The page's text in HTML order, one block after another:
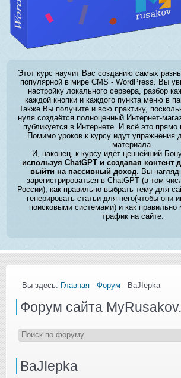
Этот курс научит Вас созданию самых
популярной в мире CMS - WordPress. Вы
настройку локального сервера, разбор
каждой кнопки и каждого пункта меню в
Также Вы получите и всю практику,
нуля создаётся полноценный Интернет-
публикуется в Интернете. И всё это
Помимо уроков к курсу идут упражнения
материала.
И, наконец, к курсу идёт ценнейший
используя ChatGPT и создавая контент
выйти на пассивный доход. Вы
зарегистрироваться в ChatGPT (в том
России), как правильно выбрать тему для
генерировать статьи для него(чтобы они
поисковыми системами) и как правильно
трафик на сайте.
Вы здесь: Главная - Форум - BaJIepka
Форум сайта
BaJIepka